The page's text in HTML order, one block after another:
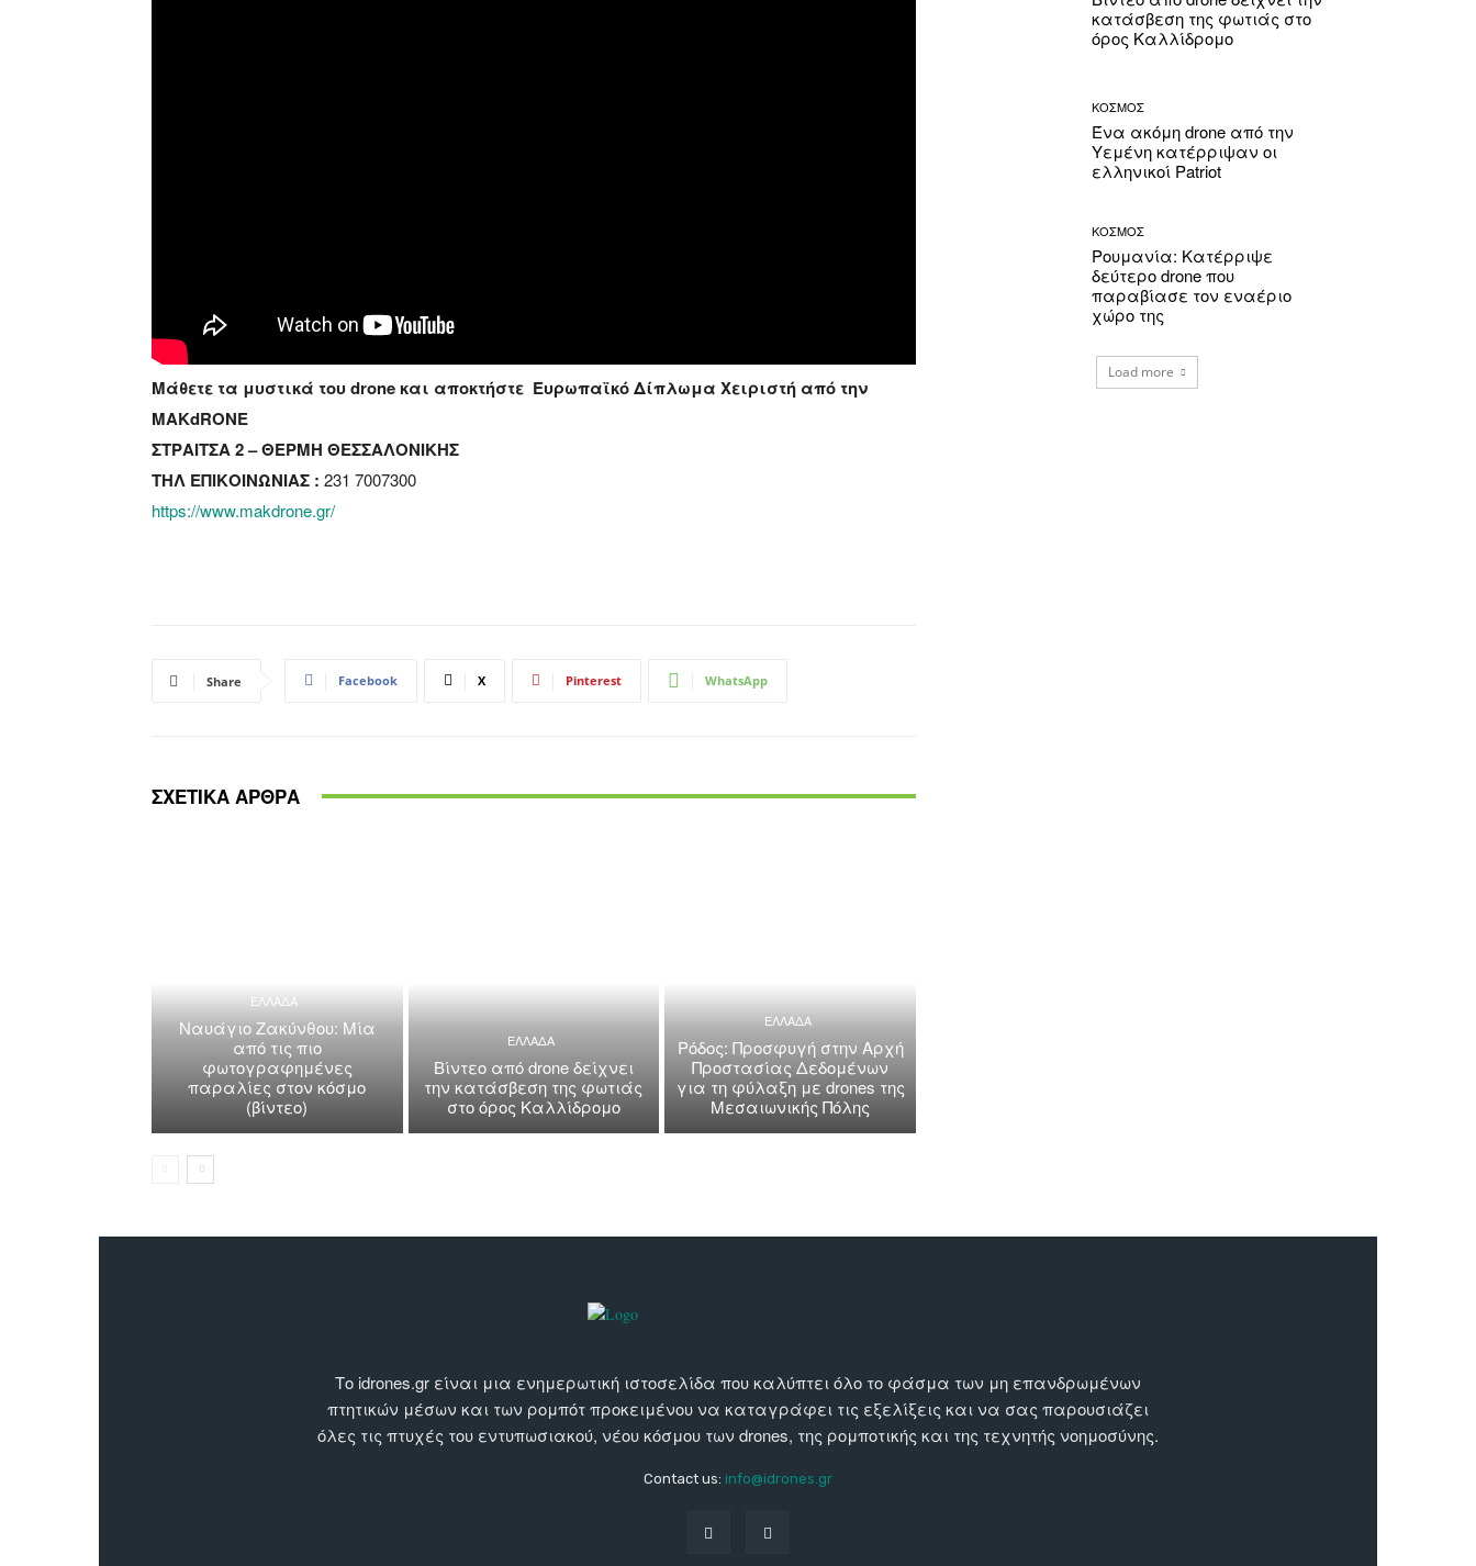
Μάθετε τα μυστικά του drone και αποκτήστε Ευρωπαϊκό Δίπλωμα Χειριστή από την
MAKdRONE
ΣΤΡΑΙΤΣΑ 2 – ΘΕΡΜΗ ΘΕΣΣΑΛΟΝΙΚΗΣ
ΤΗΛ ΕΠΙΚΟΙΝΩΝΙΑΣ : 231 7007300
https://www.makdrone.gr/
Share Facebook X Pinterest WhatsApp
ΣΧΕΤΙΚΑ ΑΡΘΡΑ
ΕΛΛΑΔΑ
Ναυάγιο Ζακύνθου: Μία
από τις πιο
φωτογραφημένες
παραλίες στον κόσμο
(βίντεο)
ΕΛΛΑΔΑ
Βίντεο από drone δείχνει
την κατάσβεση της φωτιάς
στο όρος Καλλίδρομο
ΕΛΛΑΔΑ
Ρόδος: Προσφυγή στην Αρχή
Προστασίας Δεδομένων
για τη φύλαξη με drones της
Μεσαιωνικής Πόλης
κατάσβεση της φωτιάς στο
όρος Καλλίδρομο
ΚΟΣΜΟΣ
Ένα ακόμη drone από την
Υεμένη κατέρριψαν οι
ελληνικοί Patriot
ΚΟΣΜΟΣ
Ρουμανία: Κατέρριψε
δεύτερο drone που
παραβίασε τον εναέριο
χώρο της
Load more
Το idrones.gr είναι μια ενημερωτική ιστοσελίδα που καλύπτει όλο το φάσμα των μη επανδρωμένων
πτητικών μέσων και των ρομπότ προκειμένου να καταγράφει τις εξελίξεις και να σας παρουσιάζει
όλες τις πτυχές του εντυπωσιακού, νέου κόσμου των drones, της ρομποτικής και της τεχνητής νοημοσύνης.
Contact us: info@idrones.gr